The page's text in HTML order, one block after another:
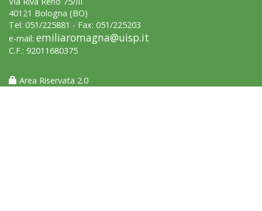
40121 Bologna (BO)
Tel: 051/225881 - Fax: 051/225203
e-mail: emiliaromagna@uisp.it
C.F.: 92011680375
Area Riservata 2.0